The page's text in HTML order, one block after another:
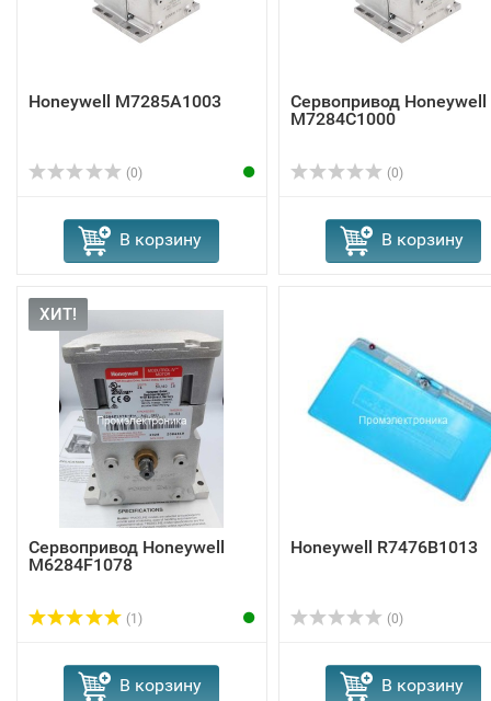
Honeywell M7285A1003
(0)
В корзину
Сервопривод Honeywell
M7284C1000
(0)
В корзину
ХИТ!
Сервопривод Honeywell
M6284F1078
(1)
В корзину
Honeywell R7476B1013
(0)
В корзину